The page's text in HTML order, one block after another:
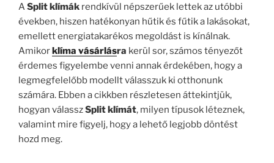
ASplit klímák rendkívül népszerűek lettek az utóbbi
években, hiszen hatékonyan hűtik és fűtik a lakásokat,
emellett energiatakarékos megoldást is kínálnak.
Amikorklíma vásárlásra kerül sor, számos tényezőt
érdemes figyelembe venni annak érdekében, hogy a
legmegfelelőbb modellt válasszuk ki otthonunk
számára. Ebben a cikkben részletesen áttekintjük,
hogyan válasszSplit klímát, milyen típusok léteznek,
valamint mire figyelj, hogy a lehető legjobb döntést
hozd meg.